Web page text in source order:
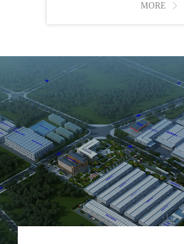
MORE